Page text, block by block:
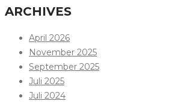
ARCHIVES
April 2026
November 2025
September 2025
Juli 2025
Juli 2024